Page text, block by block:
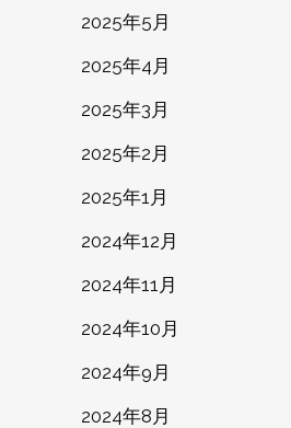
2025年5月
2025年4月
2025年3月
2025年2月
2025年1月
2024年12月
2024年11月
2024年10月
2024年9月
2024年8月